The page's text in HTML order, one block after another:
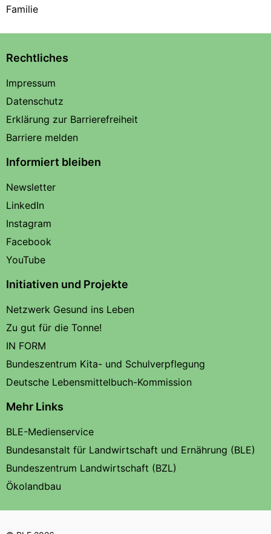
Familie
Rechtliches
Impressum
Datenschutz
Erklärung zur Barrierefreiheit
Barriere melden
Informiert bleiben
Newsletter
LinkedIn
Instagram
Facebook
YouTube
Initiativen und Projekte
Netzwerk Gesund ins Leben
Zu gut für die Tonne!
IN FORM
Bundeszentrum Kita- und Schulverpflegung
Deutsche Lebensmittelbuch-Kommission
Mehr Links
BLE-Medienservice
Bundesanstalt für Landwirtschaft und Ernährung (BLE)
Bundeszentrum Landwirtschaft (BZL)
Ökolandbau